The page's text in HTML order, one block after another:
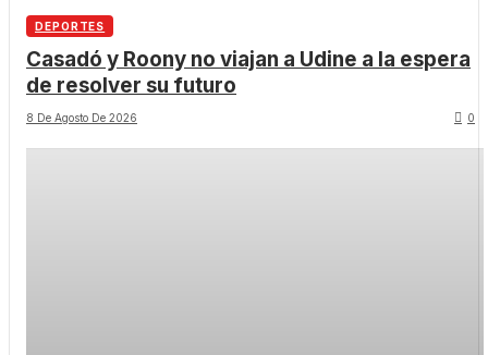
DEPORTES
Casadó y Roony no viajan a Udine a la espera
de resolver su futuro
8 De Agosto De 2026 0